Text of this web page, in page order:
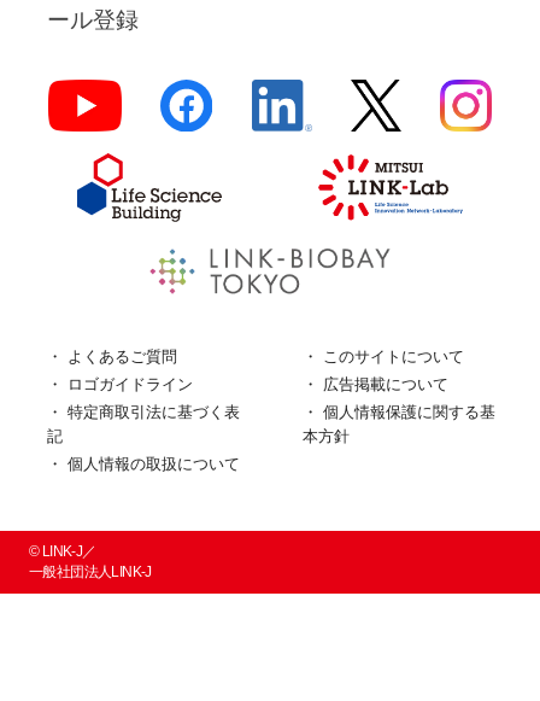
ール登録
よくあるご質問
このサイトについて
ロゴガイドライン
広告掲載について
特定商取引法に基づく表
記
個人情報保護に関する基
本方針
個人情報の取扱について
© LINK-J／
一般社団法人LINK-J